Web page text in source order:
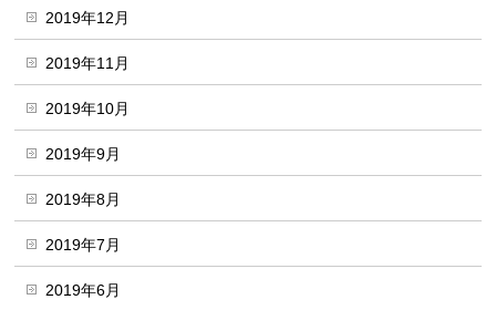
2019年12月
2019年11月
2019年10月
2019年9月
2019年8月
2019年7月
2019年6月